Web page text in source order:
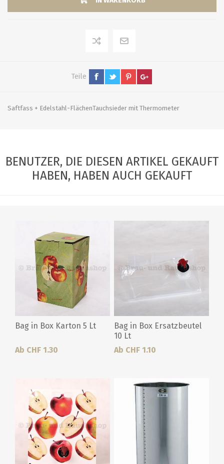
Teile
Saftfass + Edelstahl-­Flächen­Tauchsieder mit Thermometer
BENUTZER, DIE DIESEN ARTIKEL GEKAUFT
HABEN, HABEN AUCH GEKAUFT
Bag in Box Karton 5 Lt
Ab CHF 1.30
Bag in Box Ersatzbeutel
10 Lt
Ab CHF 1.10